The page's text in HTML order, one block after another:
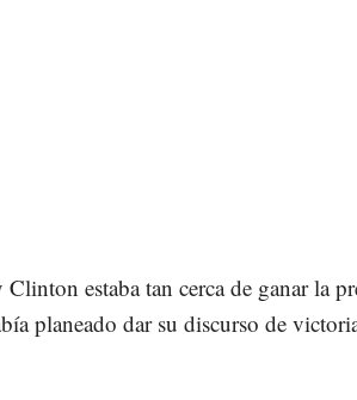
estaba tan cerca de ganar la
planeado dar su discurso de